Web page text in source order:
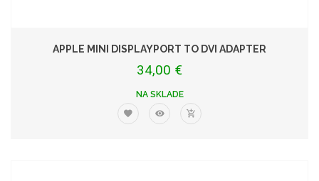
APPLE MINI DISPLAYPORT TO DVI ADAPTER
34,00 €
NA SKLADE